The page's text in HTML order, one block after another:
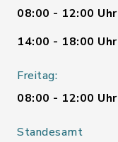
08:00 - 12:00 Uhr
14:00 - 18:00 Uhr
Freitag:
08:00 - 12:00 Uhr
Standesamt